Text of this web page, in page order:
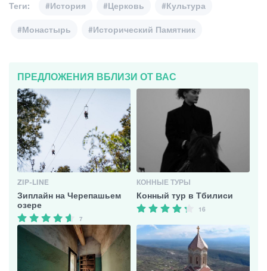
Теги: #История #Церковь #Культура
#Монастырь #Исторический Памятник
ПРЕДЛОЖЕНИЯ ВБЛИЗИ ОТ ВАС
ZIP-LINE
Зиплайн на Черепашьем
озере
7
КОННЫЕ ТУРЫ
Конный тур в Тбилиси
16